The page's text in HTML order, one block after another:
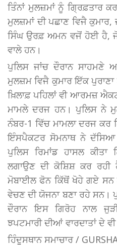
ਤਿੰਨਾਂ ਮੁਲਜ਼ਮਾਂ ਨੂੰ ਗ੍ਰਿਫ਼ਤਾਰ
ਮੁਲਜ਼ਮਾਂ ਦੀ ਪਛਾਣ ਵਿਜੈ
ਸਿੰਘ ਉਰਫ਼ ਅਮਨ ਵਜੋਂ ਹੋਈ ਹੈ, ਜੋ
ਵਾਲੇ ਹਨ।
ਪੁਲਿਸ ਜਾਂਚ ਦੌਰਾਨ
ਮੁਲਜ਼ਮ ਵਿਜੈ ਕੁਮਾਰ ਇੱਕ
ਖ਼ਿਲਾਫ਼ ਪਹਿਲਾਂ ਵੀ ਆਰਮਜ਼
ਮਾਮਲੇ ਦਰਜ ਹਨ। ਪੁਲਿਸ ਨੇ
ਨੰਬਰ-1 ਵਿੱਚ ਮਾਮਲਾ ਦਰਜ ਕਰ
ਇੰਸਪੈਕਟਰ ਸੋਮਨਾਥ ਨੇ ਦੱਸਿਆ
ਪੁਲਿਸ ਰਿਮਾਂਡ ਹਾਸਲ
ਲਗਾਉਣ ਦੀ ਕੋਸ਼ਿਸ਼ ਕਰ
ਮੋਬਾਈਲ ਫੋਨ ਕਿੱਥੋਂ ਖੋਹੇ ਗਏ
ਵੇਚਣ ਦੀ ਯੋਜਨਾ ਬਣਾ ਰਹੇ ਸਨ।
ਦੌਰਾਨ ਇਸ ਗਿਰੋਹ ਨਾਲ
ਝਪਟਮਾਰੀ ਦੀਆਂ ਵਾਰਦਾਤਾਂ ਦੇ
ਹਿੰਦੂਸਥਾਨ ਸਮਾਚਾਰ /